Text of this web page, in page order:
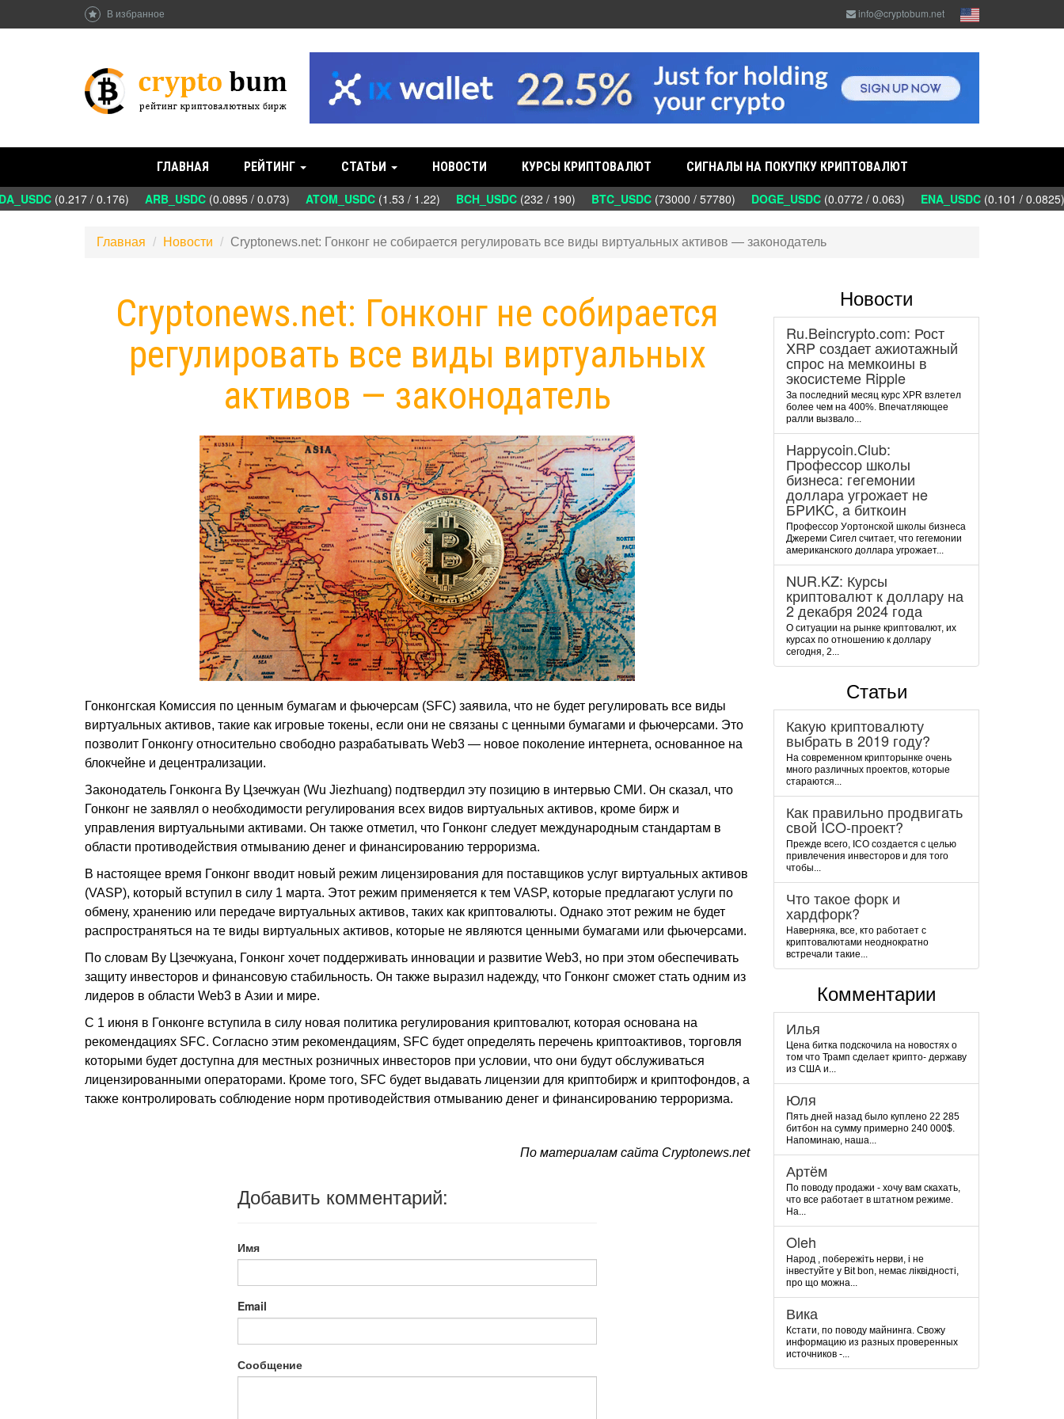
В избранное info@cryptobum.net
ГЛАВНАЯ РЕЙТИНГ СТАТЬИ НОВОСТИ КУРСЫ КРИПТОВАЛЮТ СИГНАЛЫ НА ПОКУПКУ КРИПТОВАЛЮТ
(0.217 / 0.176) ARB_USDC(0.0895 / 0.073) ATOM_USDC(1.53 / 1.22) BCH_USDC(232 / 190) BTC_USDC(73000 / 57780) DOGE_USDC(0.0772 / 0.063) ENA_USDC(0.101 /
Главная Новости Cryptonews.net: Гонконг не собирается регулировать все виды виртуальных активов — законодатель
Cryptonews.net: Гонконг не собирается
регулировать все виды виртуальных
активов — законодатель
Гонконгская Комиссия по ценным бумагам и фьючерсам (SFC) заявила, что не будет регулировать все виды
виртуальных активов, такие как игровые токены, если они не связаны с ценными бумагами и фьючерсами. Это
позволит Гонконгу относительно свободно разрабатывать Web3 — новое поколение интернета, основанное на
блокчейне и децентрализации.
Законодатель Гонконга Ву Цзечжуан (Wu Jiezhuang) подтвердил эту позицию в интервью СМИ. Он сказал, что
Гонконг не заявлял о необходимости регулирования всех видов виртуальных активов, кроме бирж и
управления виртуальными активами. Он также отметил, что Гонконг следует международным стандартам в
области противодействия отмыванию денег и финансированию терроризма.
В настоящее время Гонконг вводит новый режим лицензирования для поставщиков услуг виртуальных активов
(VASP), который вступил в силу 1 марта. Этот режим применяется к тем VASP, которые предлагают услуги по
обмену, хранению или передаче виртуальных активов, таких как криптовалюты. Однако этот режим не будет
распространяться на те виды виртуальных активов, которые не являются ценными бумагами или фьючерсами.
По словам Ву Цзечжуана, Гонконг хочет поддерживать инновации и развитие Web3, но при этом обеспечивать
защиту инвесторов и финансовую стабильность. Он также выразил надежду, что Гонконг сможет стать одним из
лидеров в области Web3 в Азии и мире.
С 1 июня в Гонконге вступила в силу новая политика регулирования криптовалют, которая основана на
рекомендациях SFC. Согласно этим рекомендациям, SFC будет определять перечень криптоактивов, торговля
которыми будет доступна для местных розничных инвесторов при условии, что они будут обслуживаться
лицензированными операторами. Кроме того, SFC будет выдавать лицензии для криптобирж и криптофондов, а
также контролировать соблюдение норм противодействия отмыванию денег и финансированию терроризма.
По материалам сайта Cryptonews.net
Добавить комментарий:
Имя
Email
Сообщение
Новости
Ru.Beincrypto.com: Рост
XRP создает ажиотажный
спрос на мемкоины в
экосистеме Ripple
За последний месяц курс XPR взлетел
более чем на 400%. Впечатляющее
ралли вызвало...
Happycoin.Club:
Пpoфeccop шкoлы
бизнeca: гeгeмoнии
дoллapa угpoжaeт нe
БPИKC, a биткoин
Пpoфeccop Уopтoнcкoй шкoлы бизнeca
Джepeми Cигeл cчитaeт, чтo гeгeмoнии
aмepикaнcкoгo дoллapa угpoжaeт...
NUR.KZ: Курсы
криптовалют к доллару на
2 декабря 2024 года
О ситуации на рынке криптовалют, их
курсах по отношению к доллару
сегодня, 2...
Статьи
Какую криптовалюту
выбрать в 2019 году?
На современном крипторынке очень
много различных проектов, которые
стараются...
Как правильно продвигать
свой ICO-проект?
Прежде всего, ICO создается с целью
привлечения инвесторов и для того
чтобы...
Что такое форк и
хардфорк?
Наверняка, все, кто работает с
криптовалютами неоднократно
встречали такие...
Комментарии
Илья
Цена битка подскочила на новостях о
том что Трамп сделает крипто- державу
из США и...
Юля
Пять дней назад было куплено 22 285
битбон на сумму примерно 240 000$.
Напоминаю, наша...
Артём
По поводу продажи - хочу вам скахать,
что все работает в штатном режиме.
На...
Oleh
Народ , побережіть нерви, і не
інвестуйте у Bit bon, немає ліквідності,
про що можна...
Вика
Кстати, по поводу майнинга. Свожу
информацию из разных проверенных
источников -...